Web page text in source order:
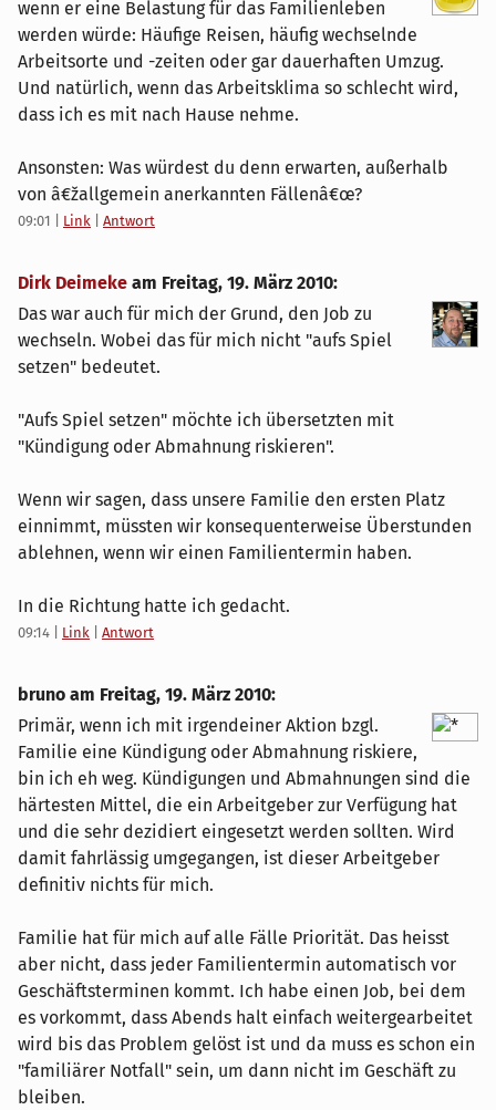
wenn er eine Belastung für das Familienleben
werden würde: Häufige Reisen, häufig wechselnde
Arbeitsorte und -zeiten oder gar dauerhaften Umzug.
Und natürlich, wenn das Arbeitsklima so schlecht wird,
dass ich es mit nach Hause nehme.
Ansonsten: Was würdest du denn erwarten, außerhalb
von â€žallgemein anerkannten Fällenâ€œ?
09:01 Link Antwort
Dirk Deimeke am Freitag, 19. März 2010:
Das war auch für mich der Grund, den Job zu
wechseln. Wobei das für mich nicht "aufs Spiel
setzen" bedeutet.
"Aufs Spiel setzen" möchte ich übersetzten mit
"Kündigung oder Abmahnung riskieren".
Wenn wir sagen, dass unsere Familie den ersten Platz
einnimmt, müssten wir konsequenterweise Überstunden
ablehnen, wenn wir einen Familientermin haben.
In die Richtung hatte ich gedacht.
09:14 Link Antwort
bruno am Freitag, 19. März 2010:
Primär, wenn ich mit irgendeiner Aktion bzgl.
Familie eine Kündigung oder Abmahnung riskiere,
bin ich eh weg. Kündigungen und Abmahnungen sind die
härtesten Mittel, die ein Arbeitgeber zur Verfügung hat
und die sehr dezidiert eingesetzt werden sollten. Wird
damit fahrlässig umgegangen, ist dieser Arbeitgeber
definitiv nichts für mich.
Familie hat für mich auf alle Fälle Priorität. Das heisst
aber nicht, dass jeder Familientermin automatisch vor
Geschäftsterminen kommt. Ich habe einen Job, bei dem
es vorkommt, dass Abends halt einfach weitergearbeitet
wird bis das Problem gelöst ist und da muss es schon ein
"familiärer Notfall" sein, um dann nicht im Geschäft zu
bleiben.